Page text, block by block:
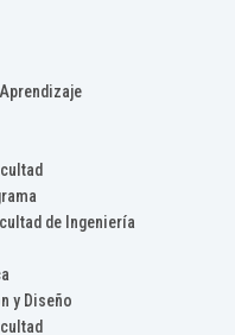
de Ingeniería
y Diseño